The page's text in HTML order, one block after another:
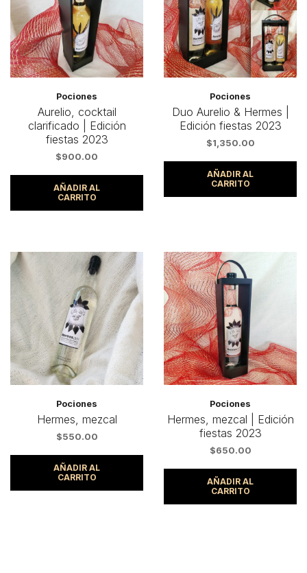
Pociones
Aurelio, cocktail
clarificado | Edición
fiestas 2023
$900.00
AÑADIR AL
CARRITO
Pociones
Duo Aurelio & Hermes |
Edición fiestas 2023
$1,350.00
AÑADIR AL
CARRITO
Pociones
Hermes, mezcal
$550.00
AÑADIR AL
CARRITO
Pociones
Hermes, mezcal | Edición
fiestas 2023
$650.00
AÑADIR AL
CARRITO